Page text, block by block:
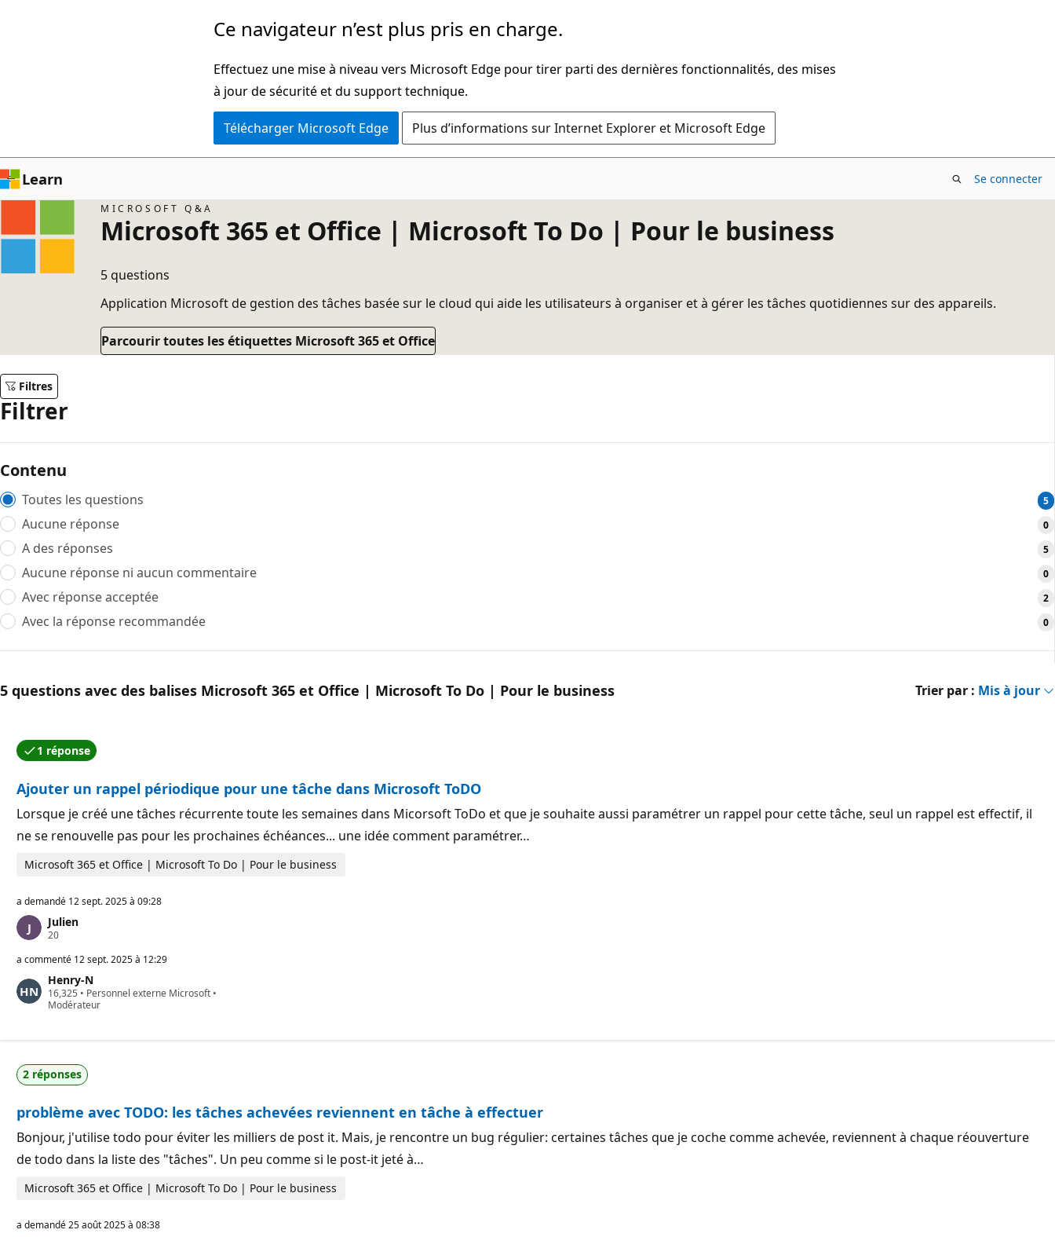
Ce navigateur n’est plus pris en charge.
Effectuez une mise à niveau vers Microsoft Edge pour tirer parti des dernières fonctionnalités, des mises
à jour de sécurité et du support technique.
Télécharger Microsoft Edge Plus d’informations sur Internet Explorer et Microsoft Edge
Learn Se connecter
MICROSOFT Q&A
Microsoft 365 et Office | Microsoft To Do | Pour le business
5 questions
Application Microsoft de gestion des tâches basée sur le cloud qui aide les utilisateurs à organiser et à gérer les tâches quotidiennes sur des appareils.
Parcourir toutes les étiquettes Microsoft 365 et Office
Filtres
Filtrer
Contenu
Toutes les questions 5
Aucune réponse 0
A des réponses 5
Aucune réponse ni aucun commentaire 0
Avec réponse acceptée 2
Avec la réponse recommandée 0
5 questions avec des balises Microsoft 365 et Office | Microsoft To Do | Pour le business Trier par : Mis à jour
1 réponse
L’une des réponses a été acceptée par l’auteur de la question.
Ajouter un rappel périodique pour une tâche dans Microsoft ToDO
Lorsque je créé une tâches récurrente toute les semaines dans Micorsoft ToDo et que je souhaite aussi paramétrer un rappel pour cette tâche, seul un rappel est effectif, il
ne se renouvelle pas pour les prochaines échéances... une idée comment paramétrer…
Microsoft 365 et Office | Microsoft To Do | Pour le business
a demandé 12 sept. 2025 à 09:28
Julien
20P
i
t
s
d
u
t
a
i
n
a commenté 12 sept. 2025 à 12:29
Henry-N
16,325 P
o
d
e
r
p
u
t
a
t
n
• Personnel externe Microsoft •
Modérateur
2 réponses
problème avec TODO: les tâches achevées reviennent en tâche à effectuer
Bonjour, j'utilise todo pour éviter les milliers de post it. Mais, je rencontre un bug régulier: certaines tâches que je coche comme achevée, reviennent à chaque réouverture
de todo dans la liste des "tâches". Un peu comme si le post-it jeté à…
Microsoft 365 et Office | Microsoft To Do | Pour le business
a demandé25 août 2025 à 08:38